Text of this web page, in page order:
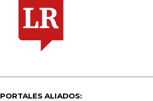
PORTALES ALIADOS: